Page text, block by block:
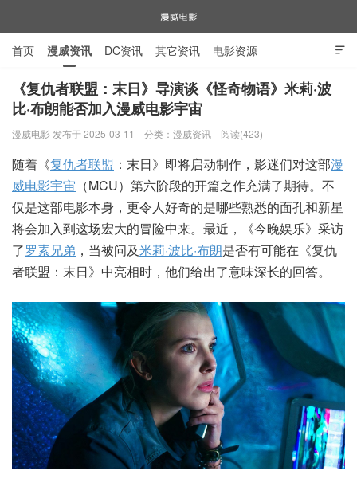
漫威电影

首页 漫威资讯 DC资讯 其它资讯 电影资源
电视剧资源 漫威图片
《复仇者联盟：末日》导演谈《怪奇物语》米莉·波
比·布朗能否加入漫威电影宇宙
漫威电影 发布于 2025-03-11 分类： 漫威资讯 阅读(423)
随着《复仇者联盟 ：末日》即将启动制作，影迷们对这部漫
威电影宇宙 （MCU）第六阶段的开篇之作充满了期待。不
仅是这部电影本身，更令人好奇的是哪些熟悉的面孔和新星
将会加入到这场宏大的冒险中来。最近，《今晚娱乐》采访
了罗素兄弟 ，当被问及米莉·波比·布朗是否有可能在《复仇
者联盟：末日》中亮相时，他们给出了意味深长的回答。